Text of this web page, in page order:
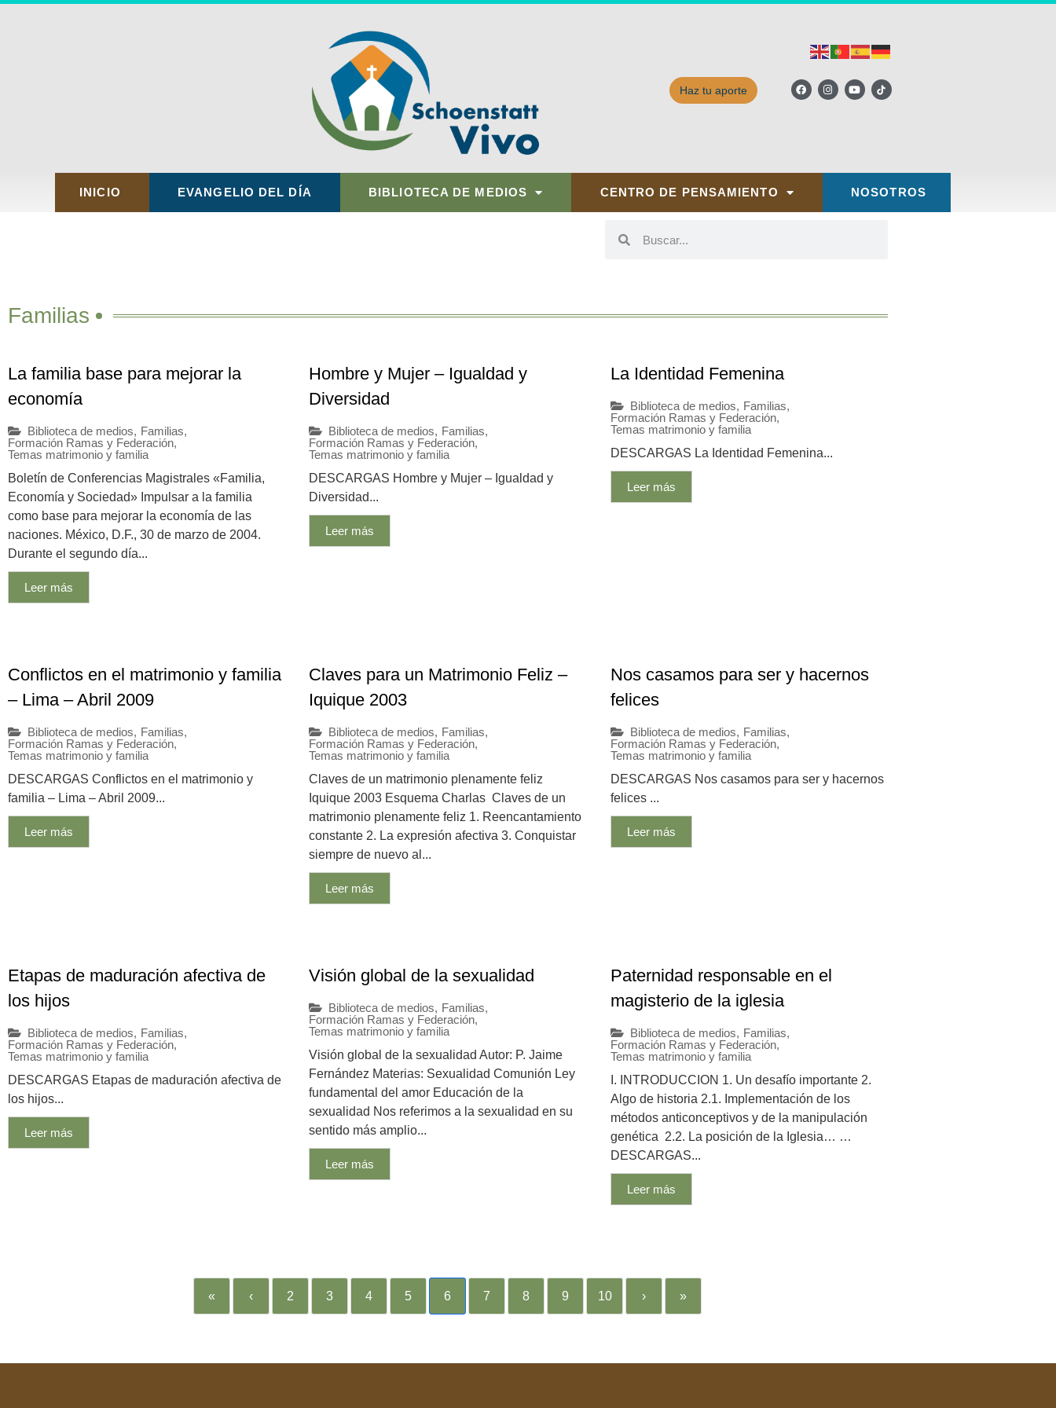
Haz tu aporte
INICIO EVANGELIO DEL DÍA BIBLIOTECA DE MEDIOS CENTRO DE PENSAMIENTO NOSOTROS
Familias
La familia base para mejorar la
economía
Biblioteca de medios, Familias,
Formación Ramas y Federación,
Temas matrimonio y familia
Boletín de Conferencias Magistrales «Familia,
Economía y Sociedad» Impulsar a la familia
como base para mejorar la economía de las
naciones. México, D.F., 30 de marzo de 2004.
Durante el segundo día...
Leer más
Hombre y Mujer – Igualdad y
Diversidad
Biblioteca de medios, Familias,
Formación Ramas y Federación,
Temas matrimonio y familia
DESCARGAS Hombre y Mujer – Igualdad y
Diversidad...
Leer más
La Identidad Femenina
Biblioteca de medios, Familias,
Formación Ramas y Federación,
Temas matrimonio y familia
DESCARGAS La Identidad Femenina...
Leer más
Conflictos en el matrimonio y familia
– Lima – Abril 2009
Biblioteca de medios, Familias,
Formación Ramas y Federación,
Temas matrimonio y familia
DESCARGAS Conflictos en el matrimonio y
familia – Lima – Abril 2009...
Leer más
Claves para un Matrimonio Feliz –
Iquique 2003
Biblioteca de medios, Familias,
Formación Ramas y Federación,
Temas matrimonio y familia
Claves de un matrimonio plenamente feliz
Iquique 2003 Esquema Charlas Claves de un
matrimonio plenamente feliz 1. Reencantamiento
constante 2. La expresión afectiva 3. Conquistar
siempre de nuevo al...
Leer más
Nos casamos para ser y hacernos
felices
Biblioteca de medios, Familias,
Formación Ramas y Federación,
Temas matrimonio y familia
DESCARGAS Nos casamos para ser y hacernos
felices ...
Leer más
Etapas de maduración afectiva de
los hijos
Biblioteca de medios, Familias,
Formación Ramas y Federación,
Temas matrimonio y familia
DESCARGAS Etapas de maduración afectiva de
los hijos...
Leer más
Visión global de la sexualidad
Biblioteca de medios, Familias,
Formación Ramas y Federación,
Temas matrimonio y familia
Visión global de la sexualidad Autor: P. Jaime
Fernández Materias: Sexualidad Comunión Ley
fundamental del amor Educación de la
sexualidad Nos referimos a la sexualidad en su
sentido más amplio...
Leer más
Paternidad responsable en el
magisterio de la iglesia
Biblioteca de medios, Familias,
Formación Ramas y Federación,
Temas matrimonio y familia
I. INTRODUCCION 1. Un desafío importante 2.
Algo de historia 2.1. Implementación de los
métodos anticonceptivos y de la manipulación
genética 2.2. La posición de la Iglesia… …
DESCARGAS...
Leer más
« ‹ 2 3 4 5 6 7 8 9 10 › »